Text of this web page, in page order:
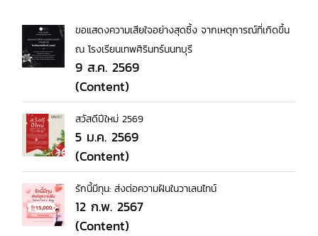
ขอแสดงความเสียใจอย่างสุดซึ้ง จากเหตุการณ์ที่เกิดขึ้น
ณ โรงเรียนเทพศิรินทร์นนทบุรี
9 ส.ค. 2569
(Content)
สวัสดีปีใหม่ 2569
5 ม.ค. 2569
(Content)
รักนี้มีทุน: ส่งต่อความฝันในวาเลนไทน์
12 ก.พ. 2567
(Content)